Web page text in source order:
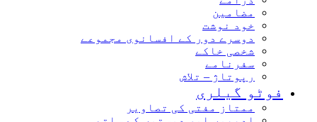
مضامین
خود نوشت
دوسرے دور کے افسانوی مجموعے
شخصی خاکے
سفرنامے
رپوتاژ – تلاش
فوٹو گیلری
ممتاز مفتی کی تصاویر